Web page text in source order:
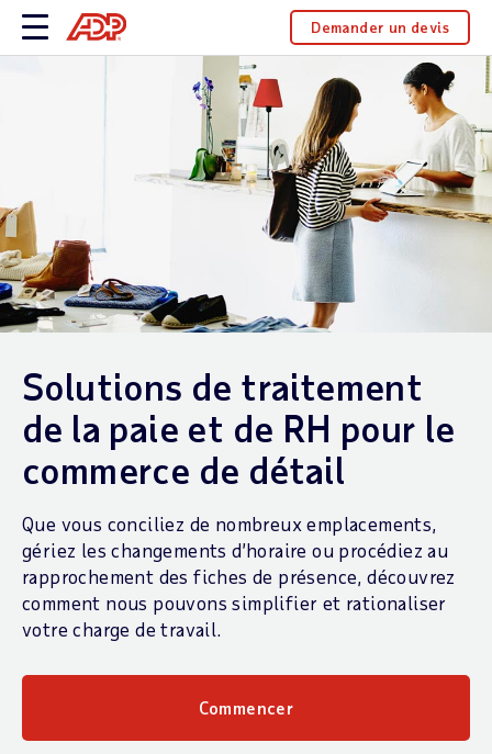
Demander un devis
Solutions de traitement
de la paie et de RH pour le
commerce de détail
Que vous conciliez de nombreux emplacements,
gériez les changements d’horaire ou procédiez au
rapprochement des fiches de présence, découvrez
comment nous pouvons simplifier et rationaliser
votre charge de travail.
Commencer